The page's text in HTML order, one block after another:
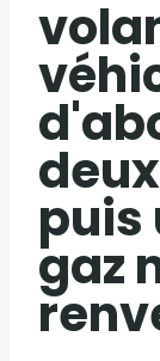
puis
gaz